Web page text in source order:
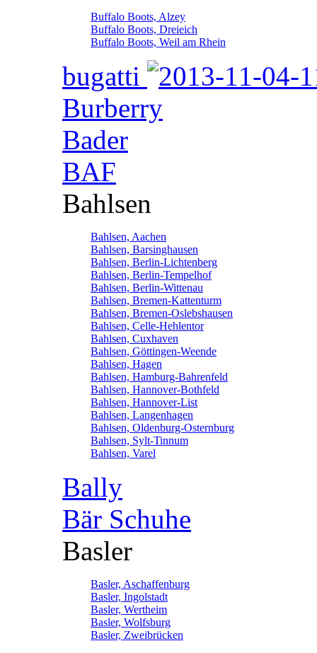
Buffalo Boots, Alzey
Buffalo Boots, Dreieich
Buffalo Boots, Weil am Rhein
bugatti
Burberry
Bader
BAF
Bahlsen
Bahlsen, Aachen
Bahlsen, Barsinghausen
Bahlsen, Berlin-Lichtenberg
Bahlsen, Berlin-Tempelhof
Bahlsen, Berlin-Wittenau
Bahlsen, Bremen-Kattenturm
Bahlsen, Bremen-Oslebshausen
Bahlsen, Celle-Hehlentor
Bahlsen, Cuxhaven
Bahlsen, Göttingen-Weende
Bahlsen, Hagen
Bahlsen, Hamburg-Bahrenfeld
Bahlsen, Hannover-Bothfeld
Bahlsen, Hannover-List
Bahlsen, Langenhagen
Bahlsen, Oldenburg-Osternburg
Bahlsen, Sylt-Tinnum
Bahlsen, Varel
Bally
Bär Schuhe
Basler
Basler, Aschaffenburg
Basler, Ingolstadt
Basler, Wertheim
Basler, Wolfsburg
Basler, Zweibrücken